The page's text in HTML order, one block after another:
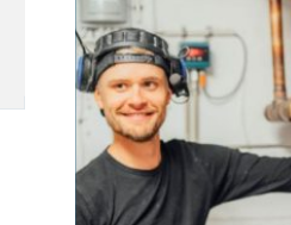
viktigaste skydd mot
regn, snö och fukt, och
en i tid genomförd
renovering kan sp...